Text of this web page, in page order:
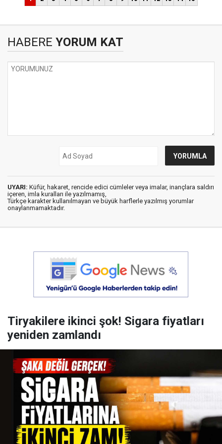
HABERE YORUM KAT
UYARI: Küfür, hakaret, rencide edici cümleler veya imalar, inançlara saldırı
içeren, imla kuralları ile yazılmamış,
Türkçe karakter kullanılmayan ve büyük harflerle yazılmış yorumlar
onaylanmamaktadır.
Tiryakilere ikinci şok! Sigara fiyatları
yeniden zamlandı